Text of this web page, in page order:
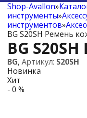
Shop-Avallon»
инструменты»
инструментов»
BG S20SH Ремень
BG
BG, Артикул: S20SH
Новинка
Хит
- 0 %